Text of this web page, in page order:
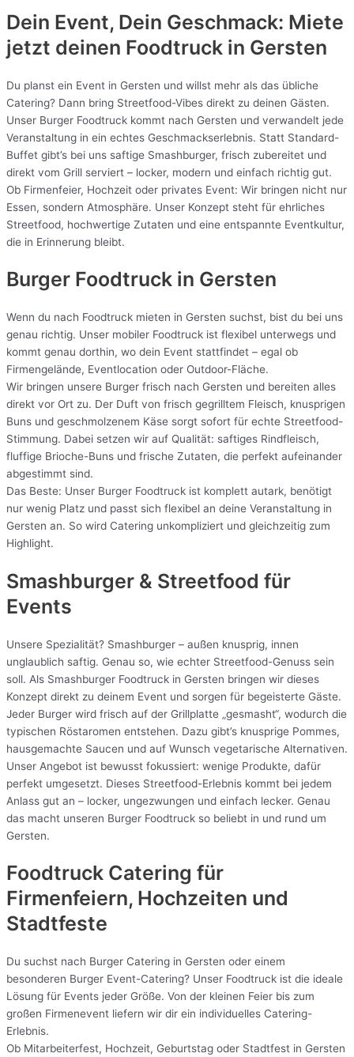
Dein Event, Dein Geschmack: Miete
jetzt deinen Foodtruck in Gersten
Du planst ein Event in Gersten und willst mehr als das übliche
Catering? Dann bring Streetfood-Vibes direkt zu deinen Gästen.
Unser Burger Foodtruck kommt nach Gersten und verwandelt jede
Veranstaltung in ein echtes Geschmackserlebnis. Statt Standard-
Buffet gibt’s bei uns saftige Smashburger, frisch zubereitet und
direkt vom Grill serviert – locker, modern und einfach richtig gut.
Ob Firmenfeier, Hochzeit oder privates Event: Wir bringen nicht nur
Essen, sondern Atmosphäre. Unser Konzept steht für ehrliches
Streetfood, hochwertige Zutaten und eine entspannte Eventkultur,
die in Erinnerung bleibt.
Burger Foodtruck in Gersten
Wenn du nach Foodtruck mieten in Gersten suchst, bist du bei uns
genau richtig. Unser mobiler Foodtruck ist flexibel unterwegs und
kommt genau dorthin, wo dein Event stattfindet – egal ob
Firmengelände, Eventlocation oder Outdoor-Fläche.
Wir bringen unsere Burger frisch nach Gersten und bereiten alles
direkt vor Ort zu. Der Duft von frisch gegrilltem Fleisch, knusprigen
Buns und geschmolzenem Käse sorgt sofort für echte Streetfood-
Stimmung. Dabei setzen wir auf Qualität: saftiges Rindfleisch,
fluffige Brioche-Buns und frische Zutaten, die perfekt aufeinander
abgestimmt sind.
Das Beste: Unser Burger Foodtruck ist komplett autark, benötigt
nur wenig Platz und passt sich flexibel an deine Veranstaltung in
Gersten an. So wird Catering unkompliziert und gleichzeitig zum
Highlight.
Smashburger & Streetfood für
Events
Unsere Spezialität? Smashburger – außen knusprig, innen
unglaublich saftig. Genau so, wie echter Streetfood-Genuss sein
soll. Als Smashburger Foodtruck in Gersten bringen wir dieses
Konzept direkt zu deinem Event und sorgen für begeisterte Gäste.
Jeder Burger wird frisch auf der Grillplatte „gesmasht“, wodurch die
typischen Röstaromen entstehen. Dazu gibt’s knusprige Pommes,
hausgemachte Saucen und auf Wunsch vegetarische Alternativen.
Unser Angebot ist bewusst fokussiert: wenige Produkte, dafür
perfekt umgesetzt. Dieses Streetfood-Erlebnis kommt bei jedem
Anlass gut an – locker, ungezwungen und einfach lecker. Genau
das macht unseren Burger Foodtruck so beliebt in und rund um
Gersten.
Foodtruck Catering für
Firmenfeiern, Hochzeiten und
Stadtfeste
Du suchst nach Burger Catering in Gersten oder einem
besonderen Burger Event-Catering? Unser Foodtruck ist die ideale
Lösung für Events jeder Größe. Von der kleinen Feier bis zum
großen Firmenevent liefern wir dir ein individuelles Catering-
Erlebnis.
Ob Mitarbeiterfest, Hochzeit, Geburtstag oder Stadtfest in Gersten